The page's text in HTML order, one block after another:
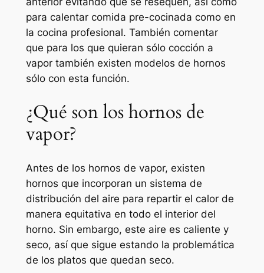
para calentar comida pre-cocinada como en
la cocina profesional. También comentar
que para los que quieran sólo cocción a
vapor también existen modelos de hornos
sólo con esta función.
¿Qué son los hornos de
vapor?
Antes de los hornos de vapor, existen
hornos que incorporan un sistema de
distribución del aire para repartir el calor de
manera equitativa en todo el interior del
horno. Sin embargo, este aire es caliente y
seco, así que sigue estando la problemática
de los platos que quedan seco.